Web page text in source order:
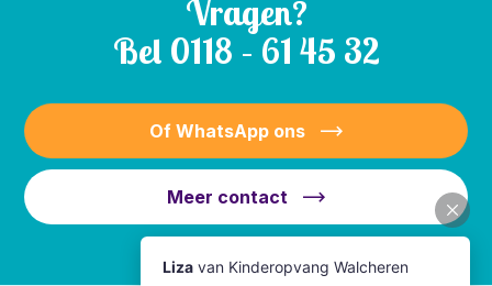
Vragen?
Bel 0118 – 61 45 32
Of WhatsApp ons
Meer contact